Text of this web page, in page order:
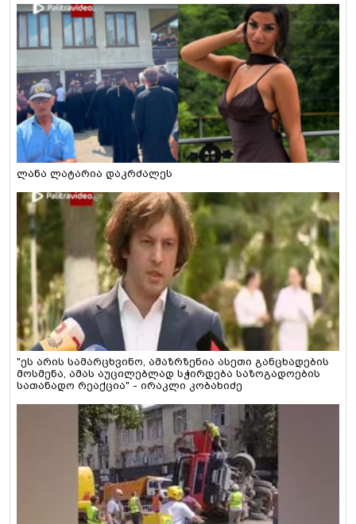
ლანა ლატარია დაკრძალეს
"ეს არის სამარცხვინო, ამაზრზენია ასეთი განცხადების
მოსმენა, ამას აუცილებლად სჭირდება საზოგადოების
სათანადო რეაქცია" - ირაკლი კობახიძე